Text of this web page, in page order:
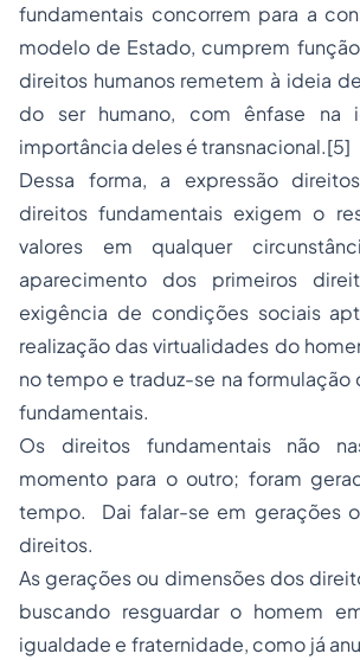
fundamentais concorrem para a
modelo de Estado, cumprem
direitos humanos remetem à ideia
do ser humano, com ênfase
importância deles é transnacional.[5]
Dessa forma, a expressão
direitos fundamentais exigem o
valores em qualquer
aparecimento dos primeiros
exigência de condições sociais
realização das virtualidades do
no tempo e traduz-se na formulação
fundamentais.
Os direitos fundamentais não
momento para o outro; foram
tempo. Dai falar-se em gerações
direitos.
As gerações ou dimensões dos
buscando resguardar o homem
igualdade e fraternidade, como já